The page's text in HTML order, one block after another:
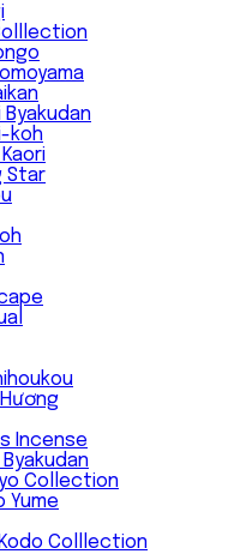
Byakudan
koh
Star
Incense
Collection
Yume
Colllection